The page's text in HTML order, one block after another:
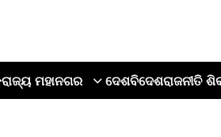
ରାଜ୍ୟ ମହାନଗର ଦେଶବିଦେଶରାଜନୀତି